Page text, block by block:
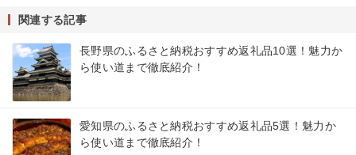
関連する記事
長野県のふるさと納税おすすめ返礼品10選！魅力か
ら使い道まで徹底紹介！
愛知県のふるさと納税おすすめ返礼品5選！魅力か
ら使い道まで徹底紹介！